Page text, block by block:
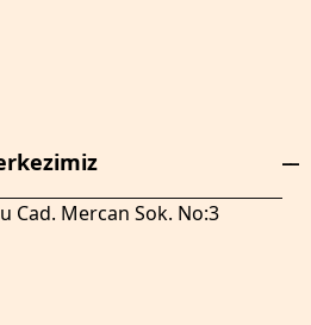
Cad. Mercan Sok. No:3